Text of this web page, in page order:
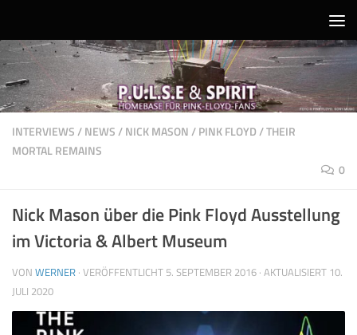
INTERVIEWS/NEWS/NICK MASON/PINK FLOYD/THEIR
MORTAL REMAINS
0
Nick Mason über die Pink Floyd Ausstellung
im Victoria & Albert Museum
VON WERNER · VERÖFFENTLICHT 5. SEPTEMBER 2016 · AKTUALISIERT 10.
JULI 2020